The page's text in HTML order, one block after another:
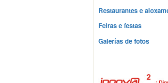
Restaurantes e
Feiras e festas
Galerías de fotos